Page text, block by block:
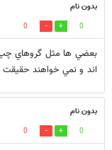
بدون نام
0
0
بعضي ها مثل گروهاي چپ
اند و نمي خواهند حقيقت
بدون نام
0
0